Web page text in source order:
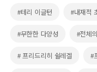
#테리 이글턴 #내재적
#무한한 다양성 #전체
# 프리드리히 쉴레겔 #